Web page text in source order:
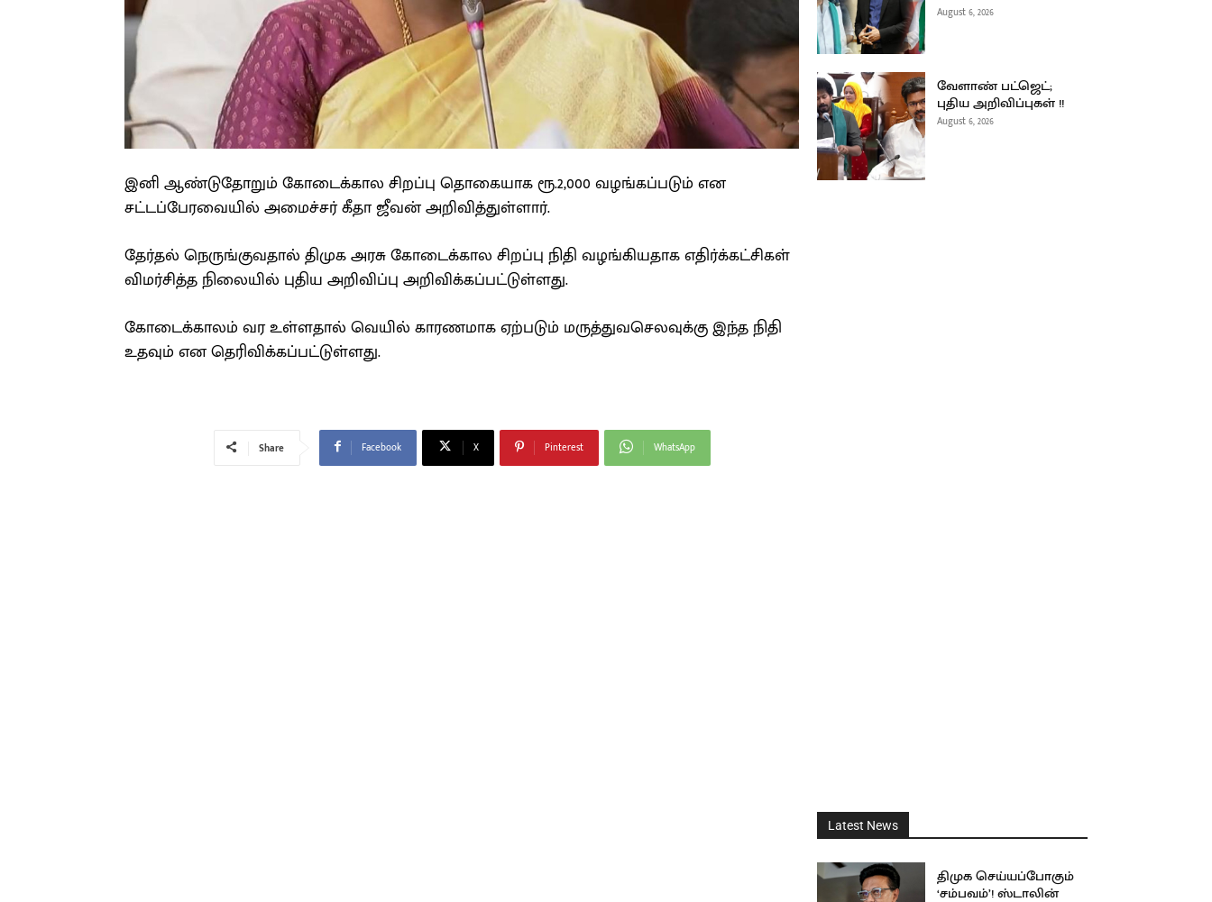
இனி ஆண்டுதோறும் கோடைக்கால சிறப்பு தொகையாக ரூ.2,000 வழங்கப்படும் என
சட்டப்பேரவையில் அமைச்சர் கீதா ஜீவன் அறிவித்துள்ளார்.
தேர்தல் நெருங்குவதால் திமுக அரசு கோடைக்கால சிறப்பு நிதி வழங்கியதாக எதிர்க்கட்சிகள்
விமர்சித்த நிலையில் புதிய அறிவிப்பு அறிவிக்கப்பட்டுள்ளது.
கோடைக்காலம் வர உள்ளதால் வெயில் காரணமாக ஏற்படும் மருத்துவசெலவுக்கு இந்த நிதி
உதவும் என தெரிவிக்கப்பட்டுள்ளது.
Share Facebook X Pinterest WhatsApp
August 6, 2026
வேளாண் பட்ஜெட்;
புதிய அறிவிப்புகள் !!
August 6, 2026
Latest News
திமுக செய்யப்போகும்
‘சம்பவம்’! ஸ்டாலின்